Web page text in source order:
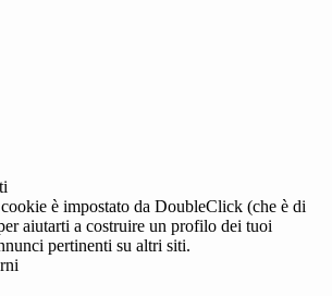
è impostato da DoubleClick (che è di
aiutarti a costruire un profilo dei tuoi
pertinenti su altri siti.